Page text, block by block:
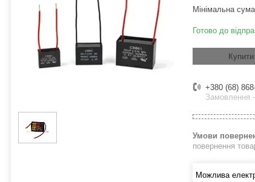
Мінімальна
Готово до
Купити
+380 (68)
Замовлення -
повернення